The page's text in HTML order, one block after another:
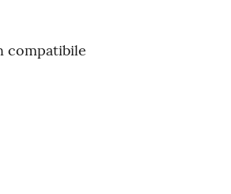
compatibile